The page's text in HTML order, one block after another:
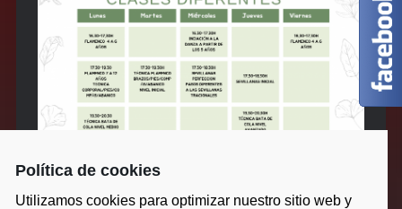
Política de cookies
Utilizamos cookies para optimizar nuestro sitio web y